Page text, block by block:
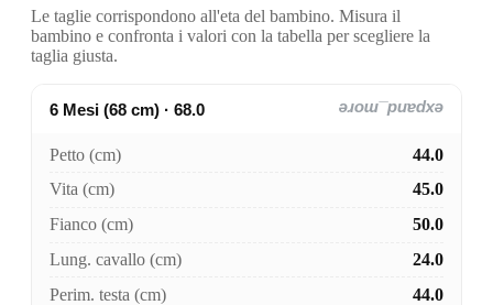
Le taglie corrispondono all'eta del bambino. Misura il
bambino e confronta i valori con la tabella per scegliere la
taglia giusta.
6 Mesi (68 cm) · 68.0 expand_more
Petto (cm)
44.0
Vita (cm)
45.0
Fianco (cm)
50.0
Lung. cavallo (cm)
24.0
Perim. testa (cm)
44.0